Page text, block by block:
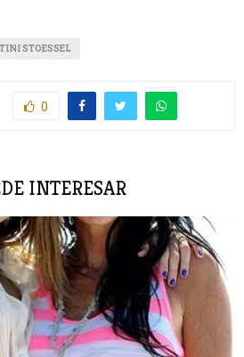
TINI STOESSEL
0
INTERESAR